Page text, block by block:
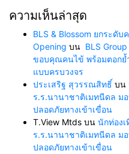
ความเห็นล่าสุด
BLS & Blossom ยกระดั
Opening บน BLS
ขอบคุณคนไข้ พร้อมตอกย้
แบบครบวงจร
ประเสริฐ สุวรรณสิทธิ์ บน
ร.ร.นานาชาติเมทนีดล ม
ปลอดภัยทางเข้าเขื่อน
T.View Mtds บน นักท่อง
ร.ร.นานาชาติเมทนีดล ม
ปลอดภัยทางเข้าเขื่อน